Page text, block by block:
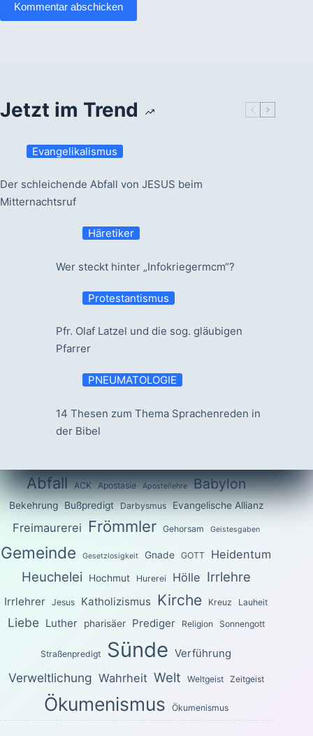
Kommentar abschicken
Jetzt im Trend
Evangelikalismus
Der schleichende Abfall von JESUS beim
Mitternachtsruf
Häretiker
Wer steckt hinter „Infokriegermcm“?
Protestantismus
Pfr. Olaf Latzel und die sog. gläubigen
Pfarrer
PNEUMATOLOGIE
14 Thesen zum Thema Sprachenreden in
der Bibel
Abfall ACK Apostasie Apostellehre Babylon
Bekehrung Bußpredigt Darbysmus Evangelische Allianz
Freimaurerei Frömmler Gehorsam Geistesgaben
Gemeinde Gesetzlosigkeit Gnade GOTT Heidentum
Heuchelei Hochmut Hurerei Hölle Irrlehre
Irrlehrer Jesus Katholizismus Kirche Kreuz Lauheit
Liebe Luther pharisäer Prediger Religion Sonnengott
Straßenpredigt Sünde Verführung
Verweltlichung Wahrheit Welt Weltgeist Zeitgeist
Ökumenismus Ökumenismus